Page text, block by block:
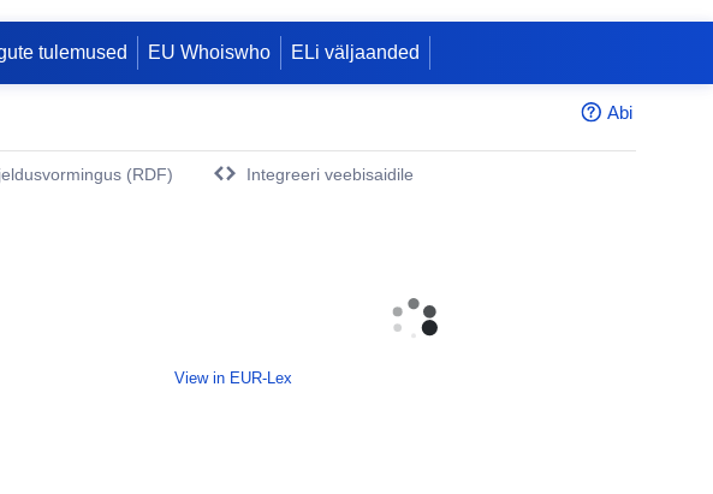
tulemused EU Whoiswho ELi väljaanded
Abi
(RDF)
Integreeri veebisaidile
View in EUR-Lex